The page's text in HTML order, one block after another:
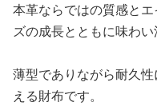
本革ならではの質感と
ズの成長とともに味わい
薄型でありながら耐久
える財布です。